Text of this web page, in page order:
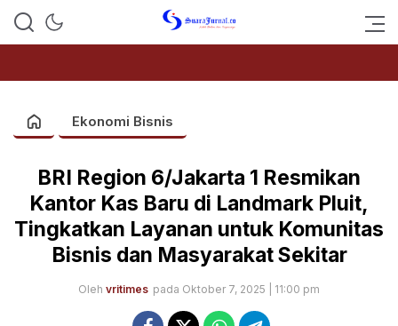
SUARAJURNAL.CO
Ekonomi Bisnis
BRI Region 6/Jakarta 1 Resmikan
Kantor Kas Baru di Landmark Pluit,
Tingkatkan Layanan untuk Komunitas
Bisnis dan Masyarakat Sekitar
Oleh vritimes pada Oktober 7, 2025 | 11:00 pm